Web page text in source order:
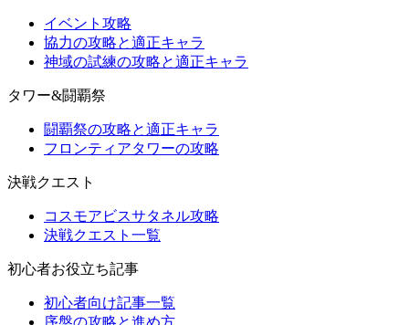
イベント攻略
協力の攻略と適正キャラ
神域の試練の攻略と適正キャラ
タワー&闘覇祭
闘覇祭の攻略と適正キャラ
フロンティアタワーの攻略
決戦クエスト
コスモアビスサタネル攻略
決戦クエスト一覧
初心者お役立ち記事
初心者向け記事一覧
序盤の攻略と進め方